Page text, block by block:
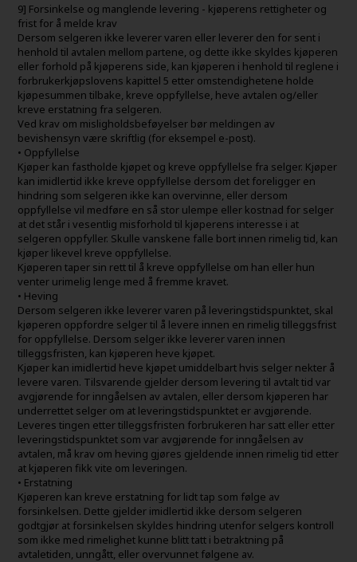
9] Forsinkelse og manglende levering - kjøperens rettigheter og
frist for å melde krav
Dersom selgeren ikke leverer varen eller leverer den for sent i
henhold til avtalen mellom partene, og dette ikke skyldes kjøperen
eller forhold på kjøperens side, kan kjøperen i henhold til reglene i
forbrukerkjøpslovens kapittel 5 etter omstendighetene holde
kjøpesummen tilbake, kreve oppfyllelse, heve avtalen og/eller
kreve erstatning fra selgeren.
Ved krav om misligholdsbeføyelser bør meldingen av
bevishensyn være skriftlig (for eksempel e-post).
• Oppfyllelse
Kjøper kan fastholde kjøpet og kreve oppfyllelse fra selger. Kjøper
kan imidlertid ikke kreve oppfyllelse dersom det foreligger en
hindring som selgeren ikke kan overvinne, eller dersom
oppfyllelse vil medføre en så stor ulempe eller kostnad for selger
at det står i vesentlig misforhold til kjøperens interesse i at
selgeren oppfyller. Skulle vanskene falle bort innen rimelig tid, kan
kjøper likevel kreve oppfyllelse.
Kjøperen taper sin rett til å kreve oppfyllelse om han eller hun
venter urimelig lenge med å fremme kravet.
• Heving
Dersom selgeren ikke leverer varen på leveringstidspunktet, skal
kjøperen oppfordre selger til å levere innen en rimelig tilleggsfrist
for oppfyllelse. Dersom selger ikke leverer varen innen
tilleggsfristen, kan kjøperen heve kjøpet.
Kjøper kan imidlertid heve kjøpet umiddelbart hvis selger nekter å
levere varen. Tilsvarende gjelder dersom levering til avtalt tid var
avgjørende for inngåelsen av avtalen, eller dersom kjøperen har
underrettet selger om at leveringstidspunktet er avgjørende.
Leveres tingen etter tilleggsfristen forbrukeren har satt eller etter
leveringstidspunktet som var avgjørende for inngåelsen av
avtalen, må krav om heving gjøres gjeldende innen rimelig tid etter
at kjøperen fikk vite om leveringen.
• Erstatning
Kjøperen kan kreve erstatning for lidt tap som følge av
forsinkelsen. Dette gjelder imidlertid ikke dersom selgeren
godtgjør at forsinkelsen skyldes hindring utenfor selgers kontroll
som ikke med rimelighet kunne blitt tatt i betraktning på
avtaletiden, unngått, eller overvunnet følgene av.